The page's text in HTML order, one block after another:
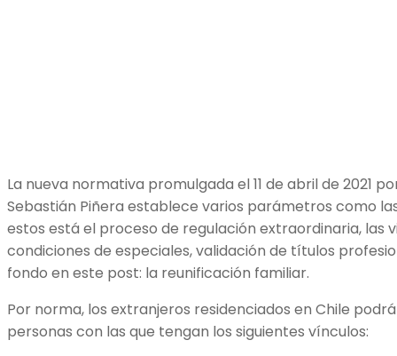
La nueva normativa promulgada el 11 de abril de 2021
Sebastián Piñera establece varios parámetros como
estos está el proceso de regulación extraordinaria, las
condiciones de especiales, validación de títulos
fondo en este post: la reunificación familiar.
Por norma, los extranjeros residenciados en Chile
personas con las que tengan los siguientes vínculos: